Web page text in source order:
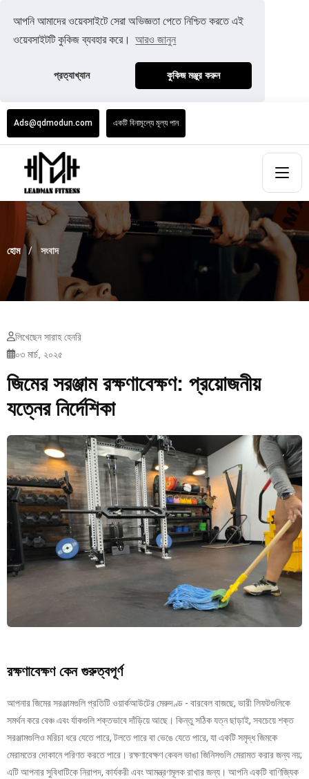
আপনি আমাদের ওয়েবসাইটে সেরা অভিজ্ঞতা পেতে নিশ্চিত করতে এই
ওয়েবসাইটটি কুকিজ ব্যবহার করে।
আরও জানুন
প্রত্যাখ্যান কুকিজ মঞ্জুর করুন
Ads@qdmodun.com একটি বিনামূল্যে মূল্য পান
হোম সংবাদ
লিখেছেন সারাহ হেনরি
০৩ মার্চ, ২০২৫
জিমের সরঞ্জাম রক্ষণাবেক্ষণ: প্রয়োজনীয়
যত্নের নির্দেশিকা
রক্ষণাবেক্ষণ কেন গুরুত্বপূর্ণ
আপনার জিমের সরঞ্জামগুলি প্রতিটি ওয়ার্কআউটের মেরুদণ্ড - বারবেল বাজছে, ভারী লিফটগুলিকে
সমর্থন করে বেঞ্চ এবং র্যাকগুলি শক্তভাবে দাঁড়িয়ে আছে। কিন্তু সঠিক যত্ন ছাড়াই, সবচেয়ে শক্ত
সরঞ্জামগুলিও মরিচা ধরে যেতে পারে, টলতে পারে বা ভেঙে যেতে পারে, যা একটি সমৃদ্ধ জিমকে
মেরামতের দোকানে পরিণত করতে পারে। রক্ষণাবেক্ষণ কেবল ভাঙা জিনিসগুলি মেরামত করার জন্য নয়;
এটি আপনার সুবিধাটিকে নিরাপদ, কার্যকরী এবং আমন্ত্রণমূলক রাখার জন্য। আপনি একটি বাণিজ্যিক